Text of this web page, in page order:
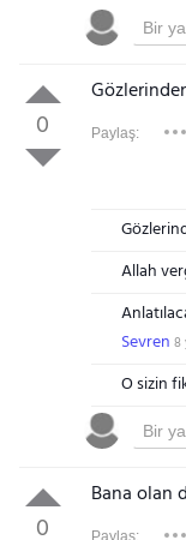
0 Paylaş:
Allah
Sevren 8
O sizin
0
Bana olan
Paylaş: